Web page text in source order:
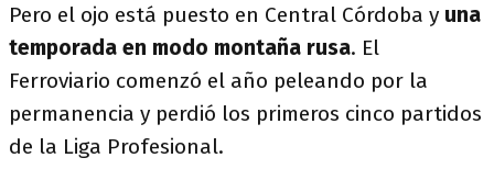
Pero el ojo está puesto en Central Córdoba y una
temporada en modo montaña rusa. El
Ferroviario comenzó el año peleando por la
permanencia y perdió los primeros cinco partidos
de la Liga Profesional.